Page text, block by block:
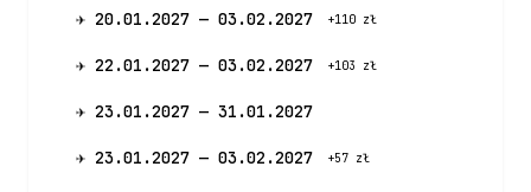
✈ 20.01.2027 — 03.02.2027 +110 zł
✈ 22.01.2027 — 03.02.2027 +103 zł
✈ 23.01.2027 — 31.01.2027
✈ 23.01.2027 — 03.02.2027 +57 zł